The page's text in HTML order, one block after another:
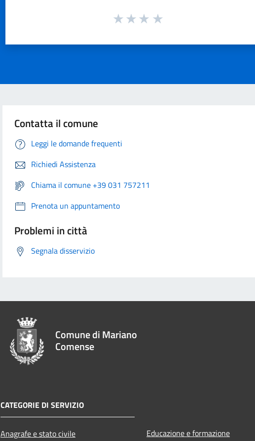
Contatta il comune
Leggi le domande frequenti
Richiedi Assistenza
Chiama il comune +39 031 757211
Prenota un appuntamento
Problemi in città
Segnala disservizio
Comune di Mariano
Comense
CATEGORIE DI SERVIZIO
Anagrafe e stato civile
Educazione e formazione